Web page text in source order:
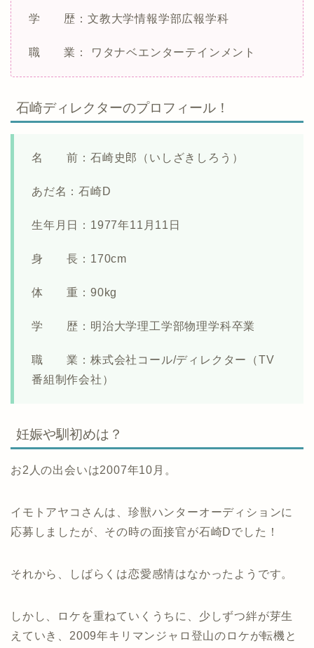
学 歴：文教大学情報学部広報学科
職 業： ワタナベエンターテインメント
石崎ディレクターのプロフィール！
名 前：石崎史郎（いしざきしろう）
あだ名：石崎D
生年月日：1977年11月11日
身 長：170cm
体 重：90kg
学 歴：明治大学理工学部物理学科卒業
職 業：株式会社コール/ディレクター（TV
番組制作会社）
妊娠や馴初めは？
お2人の出会いは2007年10月。
イモトアヤコさんは、珍獣ハンターオーディションに
応募しましたが、その時の面接官が石崎Dでした！
それから、しばらくは恋愛感情はなかったようです。
しかし、ロケを重ねていくうちに、少しずつ絆が芽生
えていき、2009年キリマンジャロ登山のロケが転機と